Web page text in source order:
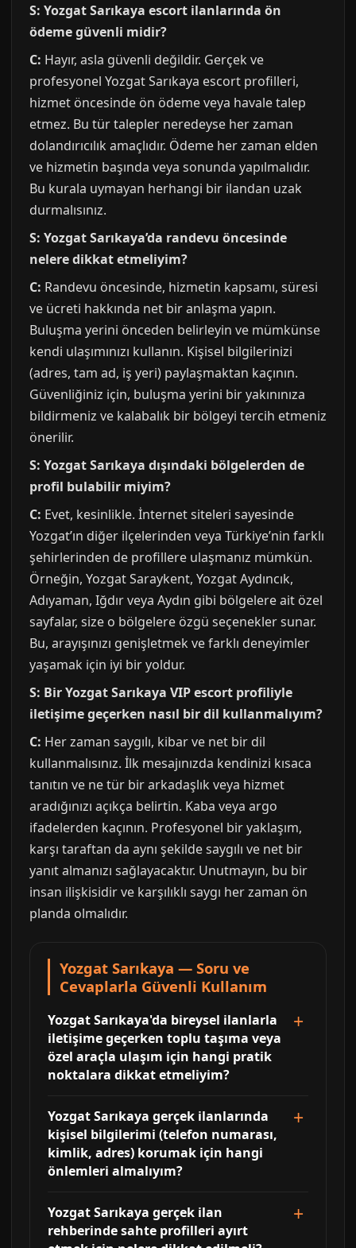
S: Yozgat Sarıkaya escort ilanlarında ön
ödeme güvenli midir?
C: Hayır, asla güvenli değildir. Gerçek ve
profesyonel Yozgat Sarıkaya escort profilleri,
hizmet öncesinde ön ödeme veya havale talep
etmez. Bu tür talepler neredeyse her zaman
dolandırıcılık amaçlıdır. Ödeme her zaman elden
ve hizmetin başında veya sonunda yapılmalıdır.
Bu kurala uymayan herhangi bir ilandan uzak
durmalısınız.
S: Yozgat Sarıkaya’da randevu öncesinde
nelere dikkat etmeliyim?
C: Randevu öncesinde, hizmetin kapsamı, süresi
ve ücreti hakkında net bir anlaşma yapın.
Buluşma yerini önceden belirleyin ve mümkünse
kendi ulaşımınızı kullanın. Kişisel bilgilerinizi
(adres, tam ad, iş yeri) paylaşmaktan kaçının.
Güvenliğiniz için, buluşma yerini bir yakınınıza
bildirmeniz ve kalabalık bir bölgeyi tercih etmeniz
önerilir.
S: Yozgat Sarıkaya dışındaki bölgelerden de
profil bulabilir miyim?
C: Evet, kesinlikle. İnternet siteleri sayesinde
Yozgat’ın diğer ilçelerinden veya Türkiye’nin farklı
şehirlerinden de profillere ulaşmanız mümkün.
Örneğin, Yozgat Saraykent, Yozgat Aydıncık,
Adıyaman, Iğdır veya Aydın gibi bölgelere ait özel
sayfalar, size o bölgelere özgü seçenekler sunar.
Bu, arayışınızı genişletmek ve farklı deneyimler
yaşamak için iyi bir yoldur.
S: Bir Yozgat Sarıkaya VIP escort profiliyle
iletişime geçerken nasıl bir dil kullanmalıyım?
C: Her zaman saygılı, kibar ve net bir dil
kullanmalısınız. İlk mesajınızda kendinizi kısaca
tanıtın ve ne tür bir arkadaşlık veya hizmet
aradığınızı açıkça belirtin. Kaba veya argo
ifadelerden kaçının. Profesyonel bir yaklaşım,
karşı taraftan da aynı şekilde saygılı ve net bir
yanıt almanızı sağlayacaktır. Unutmayın, bu bir
insan ilişkisidir ve karşılıklı saygı her zaman ön
planda olmalıdır.
Yozgat Sarıkaya — Soru ve
Cevaplarla Güvenli Kullanım
Yozgat Sarıkaya'da bireysel ilanlarla
iletişime geçerken toplu taşıma veya
özel araçla ulaşım için hangi pratik
noktalara dikkat etmeliyim?
Yozgat Sarıkaya gerçek ilanlarında
kişisel bilgilerimi (telefon numarası,
kimlik, adres) korumak için hangi
önlemleri almalıyım?
Yozgat Sarıkaya gerçek ilan
rehberinde sahte profilleri ayırt